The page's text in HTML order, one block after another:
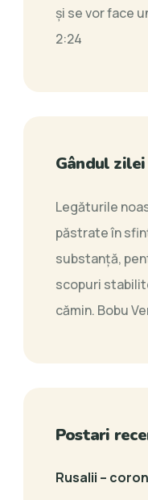
şi se vor face
2:24
Gândul zilei
Legăturile
păstrate în
substanță,
scopuri
cămin. Bobu
Postari
Rusalii –